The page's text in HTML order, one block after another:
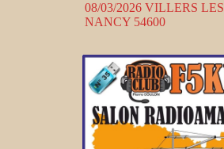
08/03/2026 VILLERS LES
NANCY 54600